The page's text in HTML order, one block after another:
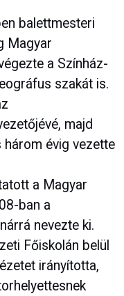
balettmesteri
Magyar
a Színház-
szakát is.
majd
három évig vezette
a Magyar
ban a
nevezte ki.
Főiskolán belül
irányította,